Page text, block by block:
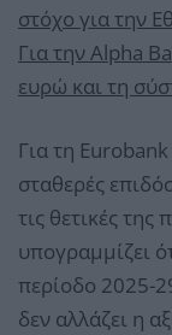
στόχο για την
Για την Alpha
ευρώ και τη
Για τη
σταθερές
τις θετικές
υπογραμμίζει
περίοδο 2025-
δεν αλλάζει η